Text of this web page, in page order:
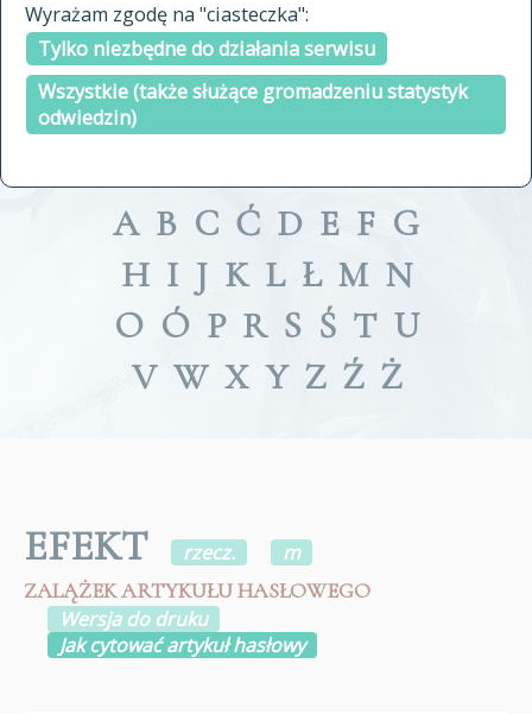
Wyrażam zgodę na "ciasteczka":
Tylko niezbędne do działania serwisu
Wszystkie (także służące gromadzeniu statystyk
odwiedzin)
indeksie
a fronte
a tergo
A B C Ć D E F G
H I J K L Ł M N
O Ó P R S Ś T U
V W X Y Z Ź Ż
EFEKT rzecz.
m
ZALĄŻEK ARTYKUŁU HASŁOWEGO
Wersja do druku
Jak cytować artykuł hasłowy